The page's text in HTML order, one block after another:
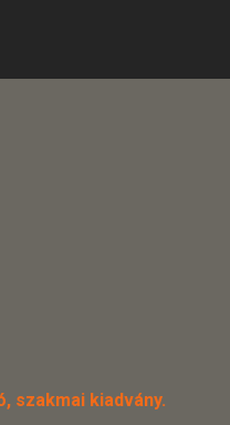
szakmai kiadvány.